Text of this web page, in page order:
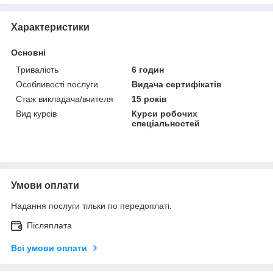
Характеристики
Основні
Тривалість
6 годин
Особливості послуги
Видача сертифікатів
Стаж викладача/вчителя
15 років
Вид курсів
Курси робочих
спеціальностей
Умови оплати
Надання послуги тільки по передоплаті.
Післяплата
Всі умови оплати